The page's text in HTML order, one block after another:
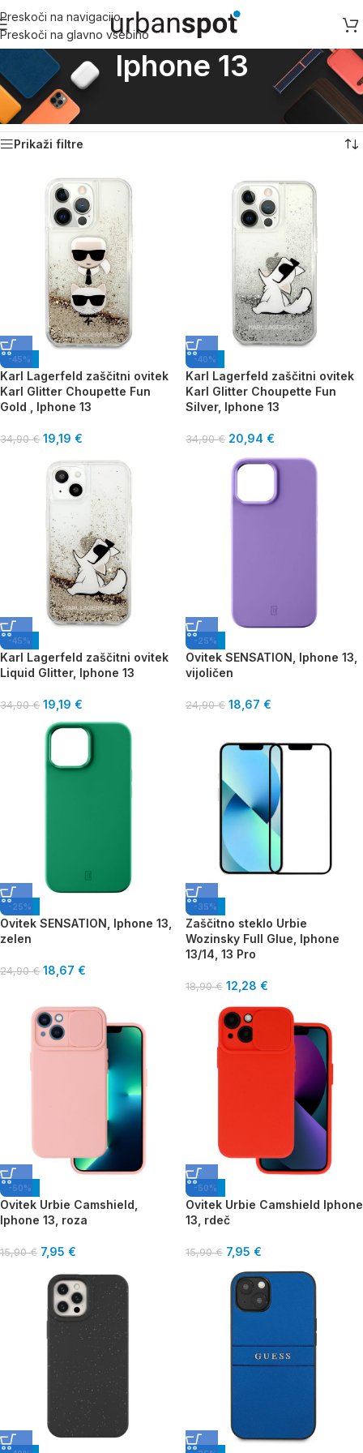
Preskoči na navigacijo
Preskoči na glavno vsebino
Iphone 13
Domov/ Izdelek Primerno za model
Prikazovanje 1–18 od 65 rezultatov
Prikaži filtre
-45%
Karl Lagerfeld zaščitni ovitek
Karl Glitter Choupette Fun
Gold , Iphone 13
34,90€ 19,19 €
-40%
Karl Lagerfeld zaščitni ovitek
Karl Glitter Choupette Fun
Silver, Iphone 13
34,90€ 20,94 €
-45%
Karl Lagerfeld zaščitni ovitek
Liquid Glitter, Iphone 13
34,90€ 19,19 €
-25%
Ovitek SENSATION, Iphone 13,
vijoličen
24,90€ 18,67 €
-25%
Ovitek SENSATION, Iphone 13,
zelen
24,90€ 18,67 €
-35%
Zaščitno steklo Urbie
Wozinsky Full Glue, Iphone
13/14, 13 Pro
18,90€ 12,28 €
-50%
Ovitek Urbie Camshield,
Iphone 13, roza
15,90€ 7,95 €
-50%
Ovitek Urbie Camshield Iphone
13, rdeč
15,90€ 7,95 €